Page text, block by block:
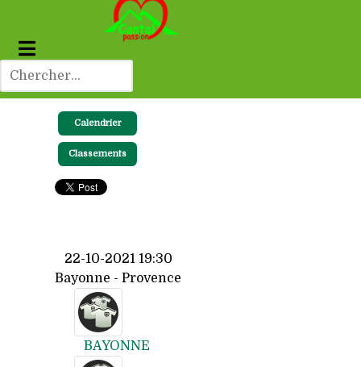
Calendrier
Classements
22-10-2021 19:30
Bayonne - Provence
BAYONNE